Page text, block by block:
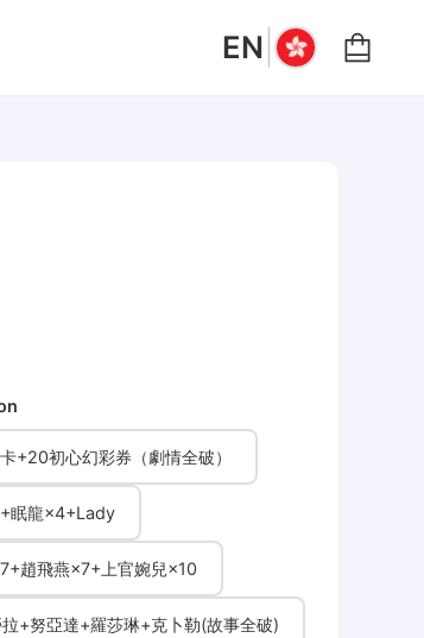
EN |
+20初心幻彩券（劇情全破）
眠龍×4+Lady
趙飛燕×7+上官婉兒×10
+努亞達+羅莎琳+克卜勒(故事全破)